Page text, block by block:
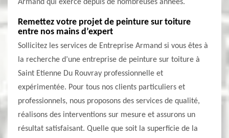
Armand qui exerce depuis de nombreuses années.
Remettez votre projet de peinture sur toiture
entre nos mains d’expert
Sollicitez les services de Entreprise Armand si vous êtes à
la recherche d’une entreprise de peinture sur toiture à
Saint Etienne Du Rouvray professionnelle et
expérimentée. Pour tous nos clients particuliers et
professionnels, nous proposons des services de qualité,
réalisons des interventions sur mesure et assurons un
résultat satisfaisant. Quelle que soit la superficie de la